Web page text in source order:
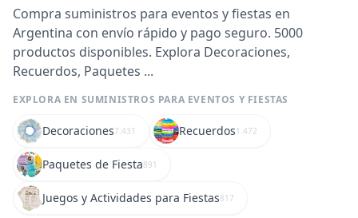
Compra suministros para eventos y fiestas en
Argentina con envío rápido y pago seguro. 5000
productos disponibles. Explora Decoraciones,
Recuerdos, Paquetes ...
EXPLORA EN SUMINISTROS PARA EVENTOS Y FIESTAS
Decoraciones7.431 Recuerdos1.472
Paquetes de Fiesta891
Juegos y Actividades para Fiestas817